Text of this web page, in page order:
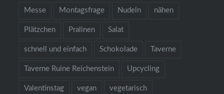
Messe Montagsfrage Nudeln nähen
Plätzchen Pralinen Salat
schnell und einfach Schokolade Taverne
Taverne Ruine Reichenstein Upcycling
Valentinstag vegan vegetarisch